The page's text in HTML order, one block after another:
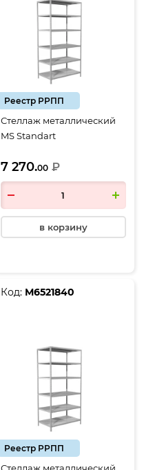
Реестр РРПП
Стеллаж металлический
MS Standart
7 270.00 ₽
в корзину
Код: М6521840
Реестр РРПП